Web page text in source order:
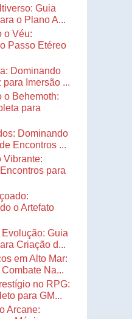
Guia
o Plano A...
o Véu:
Passo Etéreo
Dominando
Imersão ...
o Behemoth:
para
Dominando
Encontros ...
Vibrante:
para
o Artefato
Guia
Criação d...
em Alto Mar:
Na...
no RPG:
para GM...
Arcane: